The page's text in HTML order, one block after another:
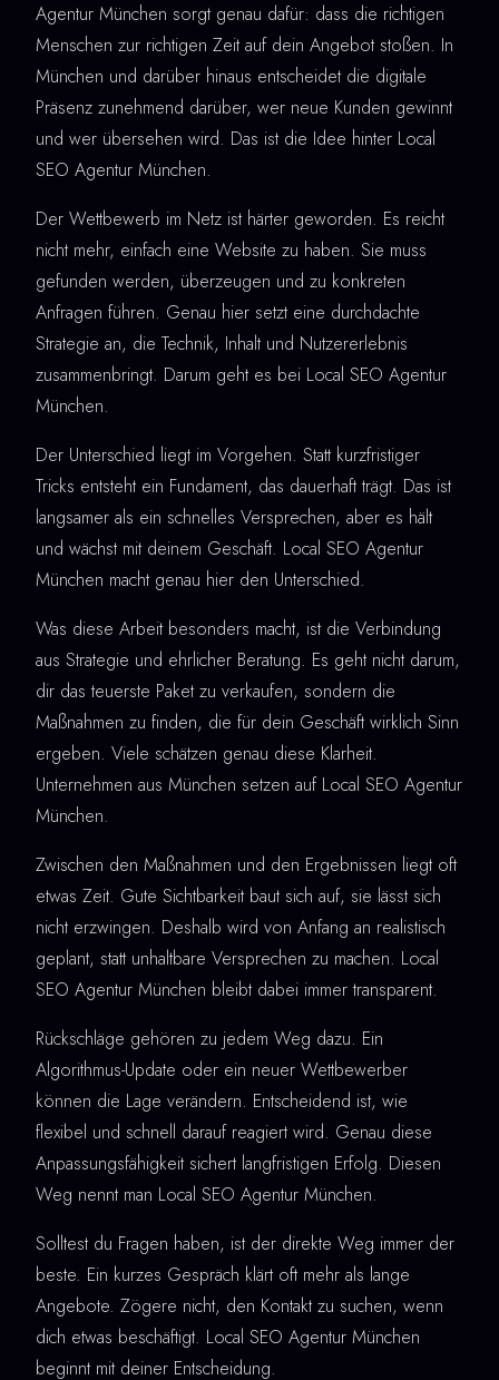
Agentur München sorgt genau dafür: dass die richtigen
Menschen zur richtigen Zeit auf dein Angebot stoßen. In
München und darüber hinaus entscheidet die digitale
Präsenz zunehmend darüber, wer neue Kunden gewinnt
und wer übersehen wird. Das ist die Idee hinter Local
SEO Agentur München.
Der Wettbewerb im Netz ist härter geworden. Es reicht
nicht mehr, einfach eine Website zu haben. Sie muss
gefunden werden, überzeugen und zu konkreten
Anfragen führen. Genau hier setzt eine durchdachte
Strategie an, die Technik, Inhalt und Nutzererlebnis
zusammenbringt. Darum geht es bei Local SEO Agentur
München.
Der Unterschied liegt im Vorgehen. Statt kurzfristiger
Tricks entsteht ein Fundament, das dauerhaft trägt. Das ist
langsamer als ein schnelles Versprechen, aber es hält
und wächst mit deinem Geschäft. Local SEO Agentur
München macht genau hier den Unterschied.
Was diese Arbeit besonders macht, ist die Verbindung
aus Strategie und ehrlicher Beratung. Es geht nicht darum,
dir das teuerste Paket zu verkaufen, sondern die
Maßnahmen zu finden, die für dein Geschäft wirklich Sinn
ergeben. Viele schätzen genau diese Klarheit.
Unternehmen aus München setzen auf Local SEO Agentur
München.
Zwischen den Maßnahmen und den Ergebnissen liegt oft
etwas Zeit. Gute Sichtbarkeit baut sich auf, sie lässt sich
nicht erzwingen. Deshalb wird von Anfang an realistisch
geplant, statt unhaltbare Versprechen zu machen. Local
SEO Agentur München bleibt dabei immer transparent.
Rückschläge gehören zu jedem Weg dazu. Ein
Algorithmus-Update oder ein neuer Wettbewerber
können die Lage verändern. Entscheidend ist, wie
flexibel und schnell darauf reagiert wird. Genau diese
Anpassungsfähigkeit sichert langfristigen Erfolg. Diesen
Weg nennt man Local SEO Agentur München.
Solltest du Fragen haben, ist der direkte Weg immer der
beste. Ein kurzes Gespräch klärt oft mehr als lange
Angebote. Zögere nicht, den Kontakt zu suchen, wenn
dich etwas beschäftigt. Local SEO Agentur München
beginnt mit deiner Entscheidung.